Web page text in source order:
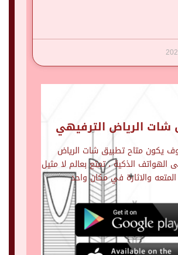
شات الرياض الترفيهي
يكون متاح تطبيق شات الرياض
الهواتف الذكية ، تمتع بعالم لا مثيل
المتعه والاثارة في مكان واحد